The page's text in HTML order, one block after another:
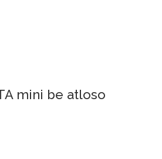
mini be atloso